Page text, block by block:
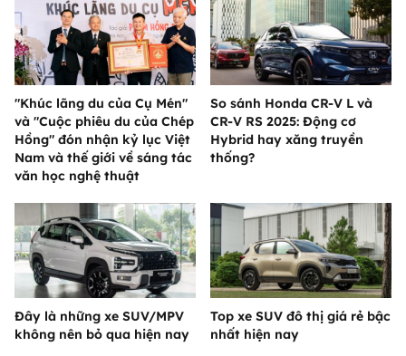
"Khúc lãng du của Cụ Mén"
và "Cuộc phiêu du của Chép
Hồng" đón nhận kỷ lục Việt
Nam và thế giới về sáng tác
văn học nghệ thuật
So sánh Honda CR-V L và
CR-V RS 2025: Động cơ
Hybrid hay xăng truyền
thống?
Đây là những xe SUV/MPV
không nên bỏ qua hiện nay
Top xe SUV đô thị giá rẻ bậc
nhất hiện nay